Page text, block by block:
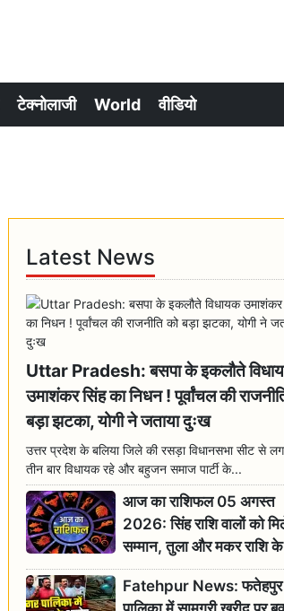
टेक्नोलाजी World वीडियो
Latest News
Uttar Pradesh: बसपा के इकलौते
उमाशंकर सिंह का निधन ! पूर्वांचल की
बड़ा झटका, योगी ने जताया दुःख
उत्तर प्रदेश के बलिया जिले की रसड़ा विधानसभा सीट से
तीन बार विधायक रहे और बहुजन समाज पार्टी के...
आज का राशिफल 05 अगस्त
2026: सिंह राशि वालों को
सम्मान, तुला और मकर राशि
रहें सतर्क
Fatehpur News: फतेहपुर